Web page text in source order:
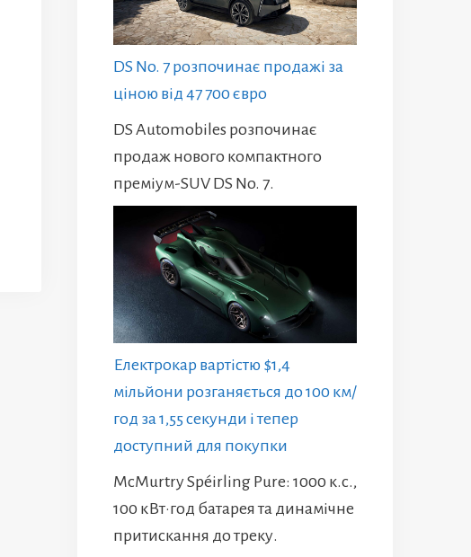
DS No. 7 розпочинає продажі за
ціною від 47 700 євро
DS Automobiles розпочинає
продаж нового компактного
преміум-SUV DS No. 7.
Електрокар вартістю $1,4
мільйони розганяється до 100 км/
год за 1,55 секунди і тепер
доступний для покупки
McMurtry Spéirling Pure: 1000 к.с.,
100 кВт·год батарея та динамічне
притискання до треку.